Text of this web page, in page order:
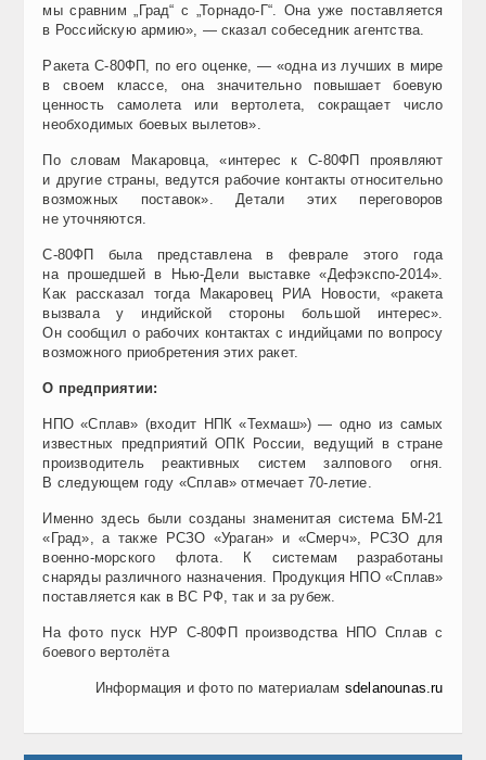
мы сравним „Град“ с „Торнадо-Г“. Она уже поставляется
в Российскую армию», — сказал собеседник агентства.
Ракета С-80ФП, по его оценке, — «одна из лучших в мире
в своем классе, она значительно повышает боевую
ценность самолета или вертолета, сокращает число
необходимых боевых вылетов».
По словам Макаровца, «интерес к С-80ФП проявляют
и другие страны, ведутся рабочие контакты относительно
возможных поставок». Детали этих переговоров
не уточняются.
С-80ФП была представлена в феврале этого года
на прошедшей в Нью-Дели выставке «Дефэкспо-2014».
Как рассказал тогда Макаровец РИА Новости, «ракета
вызвала у индийской стороны большой интерес».
Он сообщил о рабочих контактах с индийцами по вопросу
возможного приобретения этих ракет.
О предприятии:
НПО «Сплав» (входит НПК «Техмаш») — одно из самых
известных предприятий ОПК России, ведущий в стране
производитель реактивных систем залпового огня.
В следующем году «Сплав» отмечает 70-летие.
Именно здесь были созданы знаменитая система БМ-21
«Град», а также РСЗО «Ураган» и «Смерч», РСЗО для
военно-морского флота. К системам разработаны
снаряды различного назначения. Продукция НПО «Сплав»
поставляется как в ВС РФ, так и за рубеж.
На фото пуск НУР С-80ФП производства НПО Сплав с
боевого вертолёта
Информация и фото по материалам sdelanounas.ru